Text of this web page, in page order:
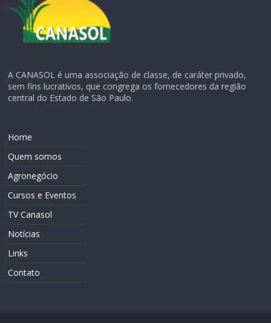
A CANASOL é uma associação de classe, de caráter privado,
sem fins lucrativos, que congrega os fornecedores da região
central do Estado de São Paulo.
Home
Quem somos
Agronegócio
Cursos e Eventos
TV Canasol
Notícias
Links
Contato